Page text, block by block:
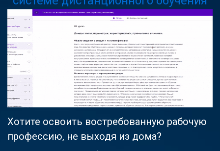
Хотите освоить востребованную рабочую
профессию, не выходя из дома?